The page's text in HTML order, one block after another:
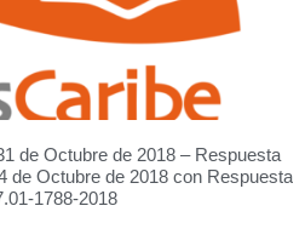
de Octubre de 2018 – Respuesta
de Octubre de 2018 con Respuesta
1788-2018